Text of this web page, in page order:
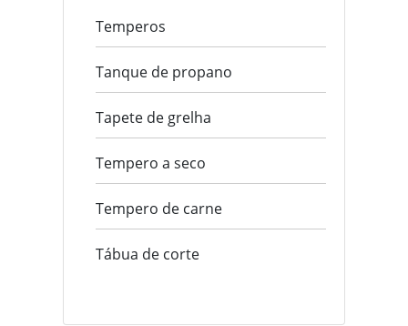
Temperos
Tanque de propano
Tapete de grelha
Tempero a seco
Tempero de carne
Tábua de corte